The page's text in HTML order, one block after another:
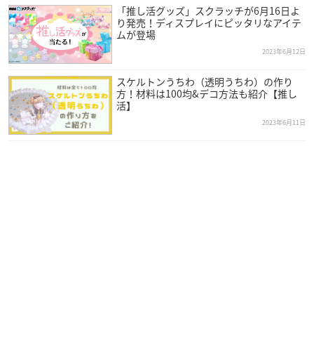
「推し活グッズ」スクラッチが6月16日よ
り発売！ディスプレイにピッタリなアイテ
ムが登場
2023年6月12日
スケルトンうちわ（透明うちわ）の作り
方！材料は100均&デコ方法も紹介【推し
活】
2023年6月11日